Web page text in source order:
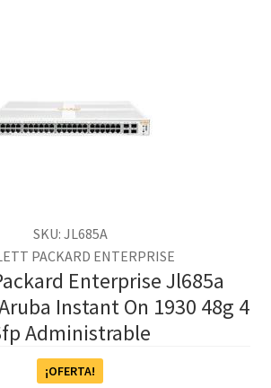
SKU: JL685A
PACKARD ENTERPRISE
Enterprise Jl685a
Instant On 1930 48g 4
Administrable
¡OFERTA!